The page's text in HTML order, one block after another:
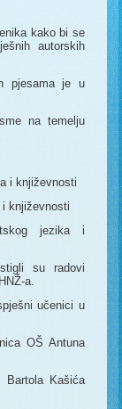
kako bi se
autorskih
pjesama je u
na temelju
i književnosti
književnosti
jezika i
su radovi
a.
učenici u
OŠ Antuna
Bartola Kašića